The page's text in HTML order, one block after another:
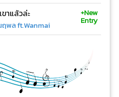
าแล้วล่ะ
ฤพล ft.Wanmai
+New
Entry